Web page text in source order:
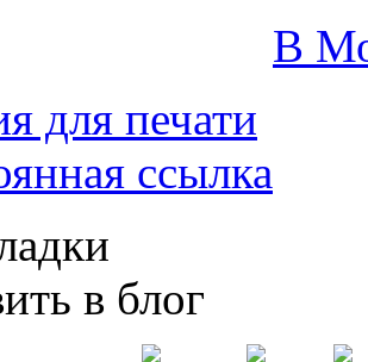
В
для печати
ссылка
в блог